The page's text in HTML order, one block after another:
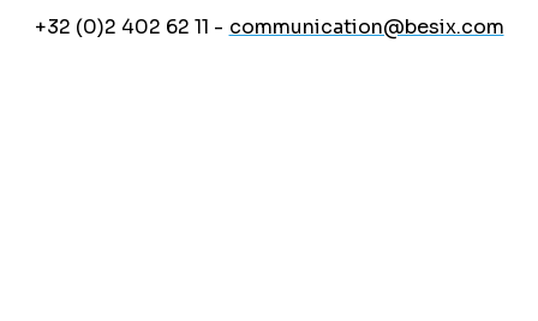
+32 (0)2 402 62 11 - communication@besix.com